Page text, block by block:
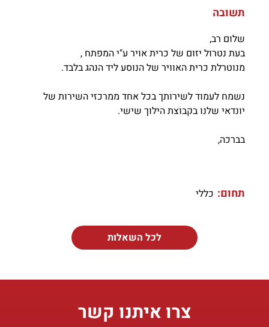
תשובה
שלום רב,
בעת נטרול יזום של כרית אויר ע"י המפתח ,
מנוטרלת כרית האוויר של הנוסע ליד הנהג בלבד.
נשמח לעמוד לשירותך בכל אחד ממרכזי השירות של
יונדאי שלנו בקבוצת הילוך שישי.
בברכה,
תחום: כללי
לכל השאלות
צרו איתנו קשר